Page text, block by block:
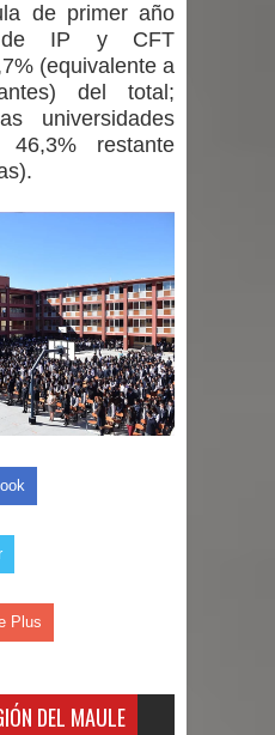
de primer año
de IP y CFT
(equivalente a
del total;
universidades
46,3% restante
Plus
DEL MAULE